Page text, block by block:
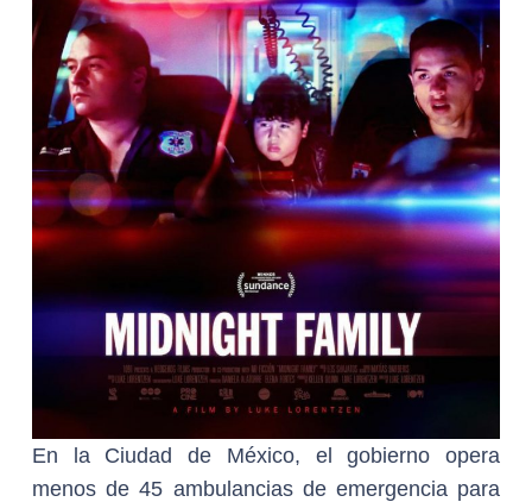
En la Ciudad de México, el gobierno opera
menos de 45 ambulancias de emergencia para